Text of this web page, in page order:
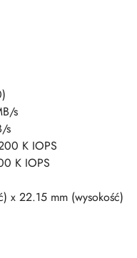
s
s
K IOPS
K IOPS
x 22.15 mm (wysokość)